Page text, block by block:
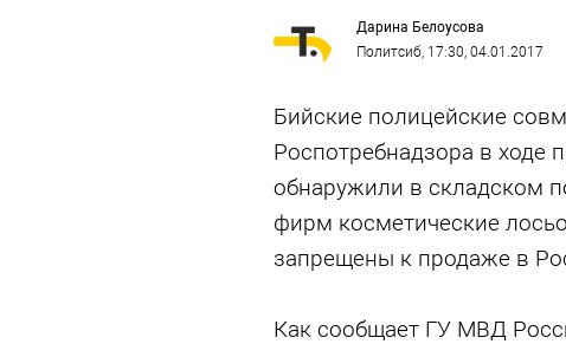
Дарина Белоусова
Политсиб, 17:30, 04.01.2017
Бийские полицейские
Роспотребнадзора в ходе
обнаружили в складском
фирм косметические
запрещены к продаже в
Как сообщает ГУ МВД